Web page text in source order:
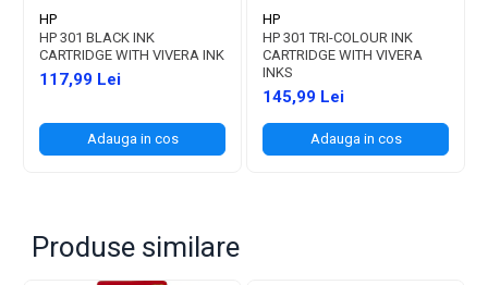
HP
HP 301 BLACK INK
CARTRIDGE WITH VIVERA INK
117,99 Lei
Adauga in cos
HP
HP 301 TRI-COLOUR INK
CARTRIDGE WITH VIVERA
INKS
145,99 Lei
Adauga in cos
Produse similare